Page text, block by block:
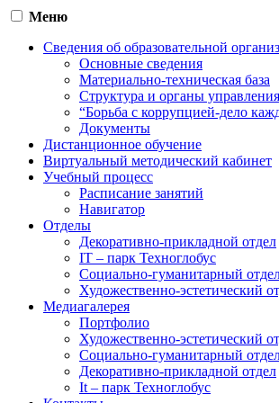
Меню
Сведения об образовательной
Основные сведения
Материально-техническая база
Структура и органы
“Борьба с коррупцией-дело
Документы
Дистанционное обучение
Виртуальный методический кабинет
Учебный процесс
Расписание занятий
Навигатор
Отделы
Декоративно-прикладной отдел
IT – парк Техноглобус
Социально-гуманитарный
Художественно-эстетический
Медиагалерея
Портфолио
Художественно-эстетический
Социально-гуманитарный
Декоративно-прикладной отдел
It – парк Техноглобус